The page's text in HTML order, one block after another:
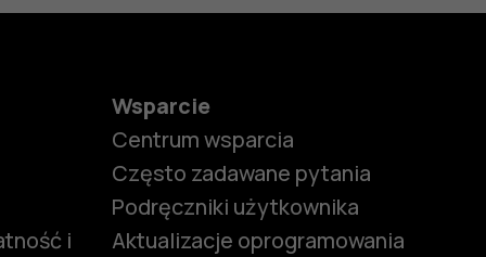
i
Wsparcie
Centrum wsparcia
Często zadawane pytania
Podręczniki użytkownika
Aktualizacje oprogramowania